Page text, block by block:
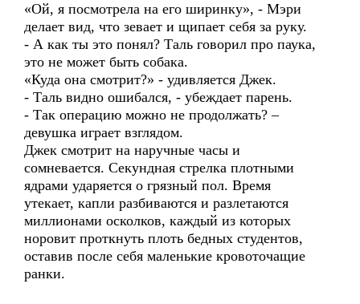
«Ой, я посмотрела на его ширинку», - Мэри
делает вид, что зевает и щипает себя за руку.
- А как ты это понял? Таль говорил про паука,
это не может быть собака.
«Куда она смотрит?» - удивляется Джек.
- Таль видно ошибался, - убеждает парень.
- Так операцию можно не продолжать? –
девушка играет взглядом.
Джек смотрит на наручные часы и
сомневается. Секундная стрелка плотными
ядрами ударяется о грязный пол. Время
утекает, капли разбиваются и разлетаются
миллионами осколков, каждый из которых
норовит проткнуть плоть бедных студентов,
оставив после себя маленькие кровоточащие
ранки.